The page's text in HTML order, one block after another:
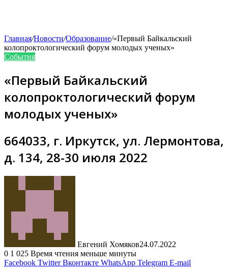
Главная/Новости/Образование/«Первый Байкальский
колопроктологический форум молодых ученых»
События
«Первый Байкальский
колопроктологический форум
молодых ученых»
664033, г. Иркутск, ул. Лермонтова,
д. 134, 28-30 июля 2022
Евгений Хомяков24.07.2022
0 1 025 Время чтения меньше минуты
Facebook Twitter Вконтакте WhatsApp Telegram E-mail